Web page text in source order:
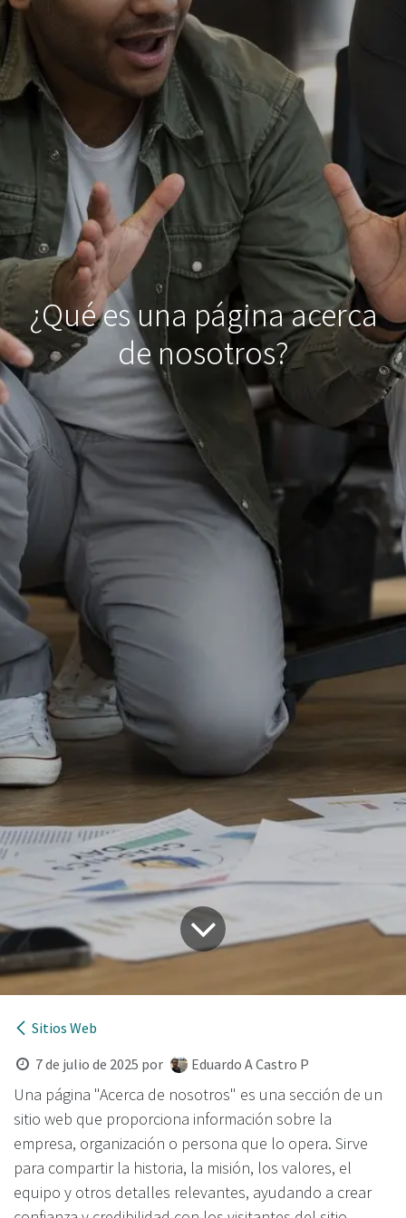
¿Qué es una página acerca
de nosotros?
Sitios Web
7 de julio de 2025 por Eduardo A Castro P
Una página "Acerca de nosotros" es una sección de un
sitio web que proporciona información sobre la
empresa, organización o persona que lo opera. Sirve
para compartir la historia, la misión, los valores, el
equipo y otros detalles relevantes, ayudando a crear